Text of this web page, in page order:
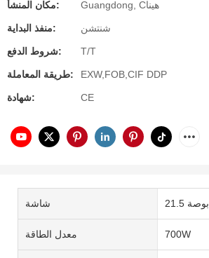
مكان المنشأ: Guangdong, Cهينا
منفذ البداية: شنتشن
شروط الدفع: T/T
طريقة المعاملة: EXW,FOB,CIF DDP
شهادة: CE
شاشة 21.5 بوصة
معدل الطاقة 700W